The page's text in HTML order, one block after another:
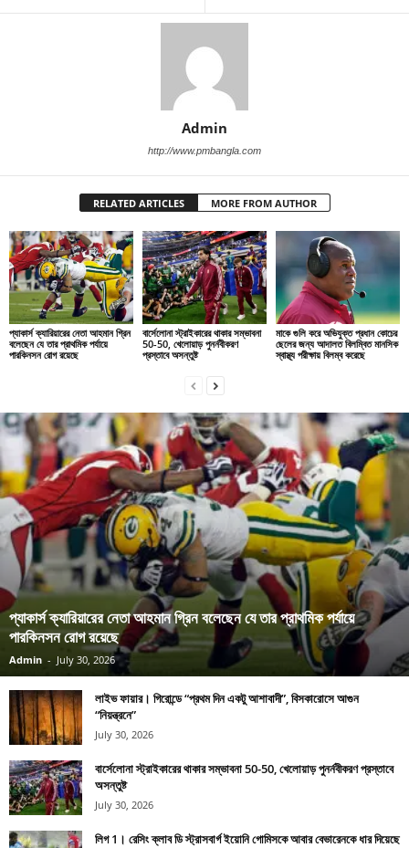
Admin
http://www.pmbangla.com
RELATED ARTICLES MORE FROM AUTHOR
প্যাকার্স ক্যারিয়ারের নেতা আহমান গ্রিন
বলেছেন যে তার প্রাথমিক পর্যায়ে
পারকিনসন রোগ রয়েছে
বার্সেলোনা স্ট্রাইকারের থাকার সম্ভাবনা
50-50, খেলোয়াড় পুনর্নবীকরণ
প্রস্তাবে অসন্তুষ্ট
মাকে গুলি করে অভিযুক্ত প্রধান কোচের
ছেলের জন্য আদালত বিলম্বিত মানসিক
স্বাস্থ্য পরীক্ষায় বিলম্ব করেছে
প্যাকার্স ক্যারিয়ারের নেতা আহমান গ্রিন বলেছেন যে তার প্রাথমিক পর্যায়ে
পারকিনসন রোগ রয়েছে
Admin - July 30, 2026
লাইভ ফায়ার। গিরোন্ডে “প্রথম দিন একটু আশাবাদী”, বিসকারোসে আগুন
“নিয়ন্ত্রনে”
July 30, 2026
বার্সেলোনা স্ট্রাইকারের থাকার সম্ভাবনা 50-50, খেলোয়াড় পুনর্নবীকরণ প্রস্তাবে
অসন্তুষ্ট
July 30, 2026
লিগ 1। রেসিং ক্লাব ডি স্ট্রাসবার্গ ইয়োনি গোমিসকে আবার বেভারেনকে ধার দিয়েছে